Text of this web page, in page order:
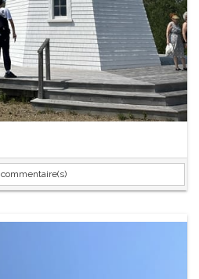
commentaire(s)